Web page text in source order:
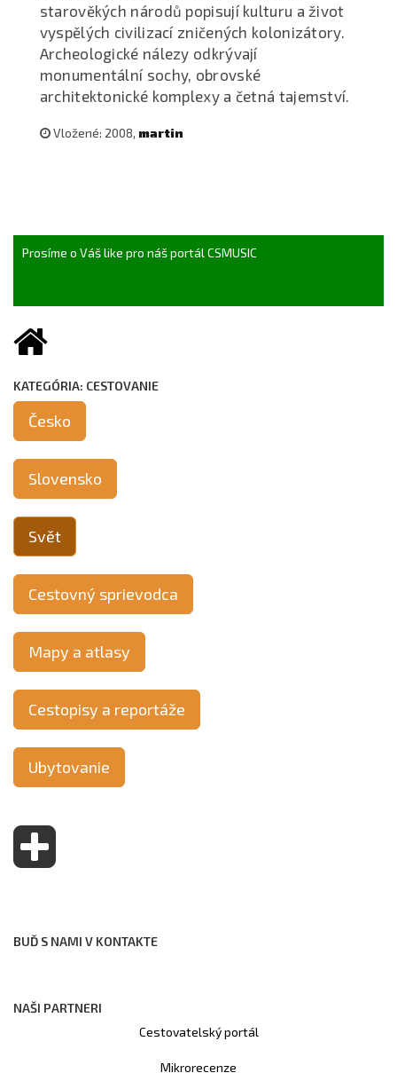
starověkých národů popisují kulturu a život
vyspělých civilizací zničených kolonizátory.
Archeologické nálezy odkrývají
monumentální sochy, obrovské
architektonické komplexy a četná tajemství.
Vložené: 2008, martin
Prosíme o Váš like pro náš portál CSMUSIC
KATEGÓRIA: CESTOVANIE
Česko
Slovensko
Svět
Cestovný sprievodca
Mapy a atlasy
Cestopisy a reportáže
Ubytovanie
BUĎ S NAMI V KONTAKTE
NAŠI PARTNERI
Cestovatelský portál
Mikrorecenze